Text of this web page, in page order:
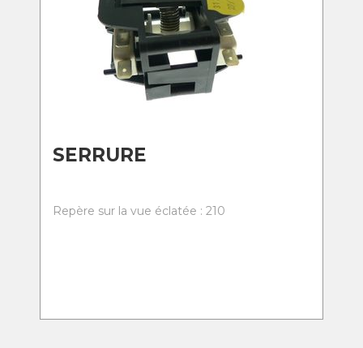
SERRURE
Repère sur la vue éclatée : 210